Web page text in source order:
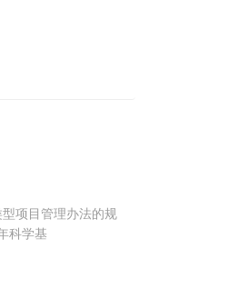
项目管理办法的规
科学基